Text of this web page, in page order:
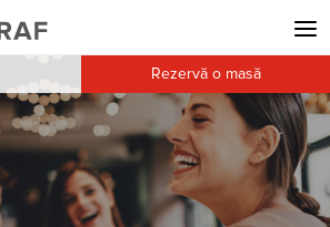
Rezervă o masă